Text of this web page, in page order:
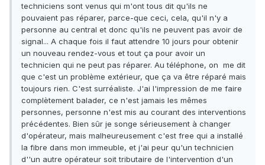
techniciens sont venus qui m'ont tous dit qu'ils ne
pouvaient pas réparer, parce-que ceci, cela, qu'il n'y a
personne au central et donc qu'ils ne peuvent pas avoir de
signal... A chaque fois il faut attendre 10 jours pour obtenir
un nouveau rendez-vous et tout ça pour avoir un
technicien qui ne peut pas réparer. Au téléphone, on me dit
que c'est un problème extérieur, que ça va être réparé mais
toujours rien. C'est surréaliste. J'ai l'impression de me faire
complètement balader, ce n'est jamais les mêmes
personnes, personne n'est mis au courant des interventions
précédentes. Bien sûr je songe sérieusement à changer
d'opérateur, mais malheureusement c'est free qui a installé
la fibre dans mon immeuble, et j'ai peur qu'un technicien
d''un autre opérateur soit tributaire de l'intervention d'un